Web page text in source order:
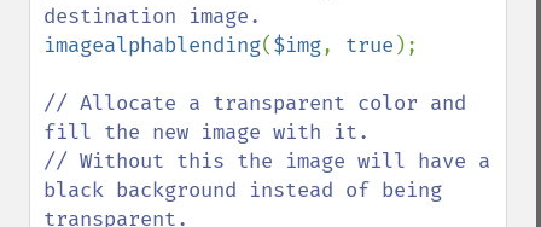
imagealphablending($img, true );
// Allocate a transparent color and
fill the new image with it.
// Without this the image will have a
black background instead of being